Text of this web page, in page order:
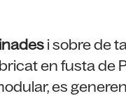
i sobre de
en fusta de
es